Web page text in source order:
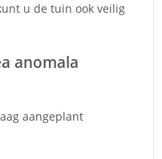
u de tuin ook veilig
anomala
aangeplant